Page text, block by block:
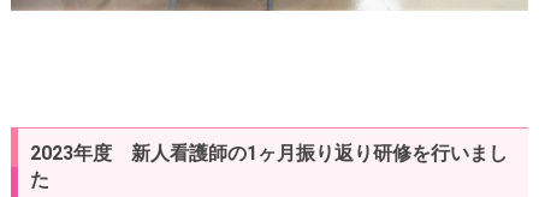
2023年度 新人看護師の1ヶ月振り返り研修を行いまし
た